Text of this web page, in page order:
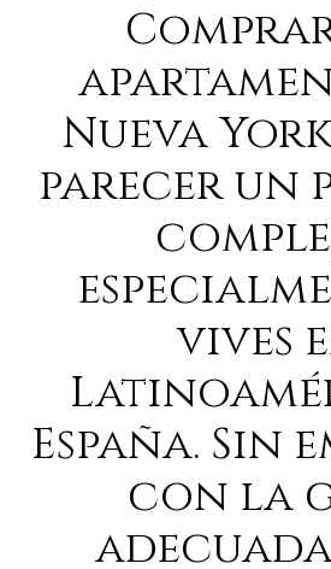
Nueva
parecer un
vives
España. Sin
con la